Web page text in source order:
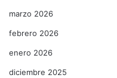
marzo 2026
febrero 2026
enero 2026
diciembre 2025